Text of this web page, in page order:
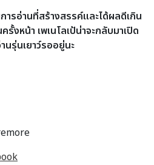
ารอ่านที่สร้างสรรค์และได้ผลดีเกิน
งหน้า เพเนโลเป้น่าจะกลับมาเปิด
รุ่นเยาว์รออยู่นะ